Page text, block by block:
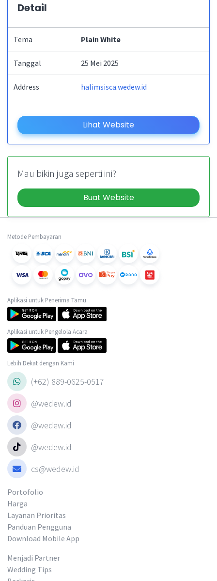
Detail
Tema Plain White
Tanggal 25 Mei 2025
Address halimsisca.wedew.id
Lihat Website
Mau bikin juga seperti ini?
Buat Website
Metode Pembayaran
Aplikasi untuk Penerima Tamu
Aplikasi untuk Pengelola Acara
Lebih Dekat dengan Kami
(+62) 889-0625-0517
@wedew.id
@wedew.id
@wedew.id
cs@wedew.id
Portofolio
Harga
Layanan Prioritas
Panduan Pengguna
Download Mobile App
Menjadi Partner
Wedding Tips